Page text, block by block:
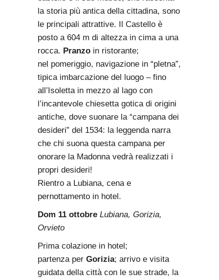
la storia più antica della cittadina, sono
le principali attrattive. Il Castello è
posto a 604 m di altezza in cima a una
rocca. Pranzo in ristorante;
nel pomeriggio, navigazione in “pletna”,
tipica imbarcazione del luogo – fino
all’Isoletta in mezzo al lago con
l’incantevole chiesetta gotica di origini
antiche, dove suonare la “campana dei
desideri” del 1534: la leggenda narra
che chi suona questa campana per
onorare la Madonna vedrà realizzati i
propri desideri!
Rientro a Lubiana, cena e
pernottamento in hotel.
Dom 11 ottobreLubiana, Gorizia,
Orvieto
Prima colazione in hotel;
partenza perGorizia; arrivo e visita
guidata della città con le sue strade, la